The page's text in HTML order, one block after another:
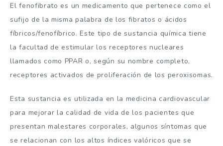
El fenofibrato es un medicamento que pertenece como el
sufijo de la misma palabra de los fibratos o ácidos
fíbricos/fenofíbrico. Este tipo de sustancia química tiene
la facultad de estimular los receptores nucleares
llamados como PPAR o, según su nombre completo,
receptores activados de proliferación de los peroxisomas.
Esta sustancia es utilizada en la medicina cardiovascular
para mejorar la calidad de vida de los pacientes que
presentan malestares corporales, algunos síntomas que
se relacionan con los altos índices valóricos que se